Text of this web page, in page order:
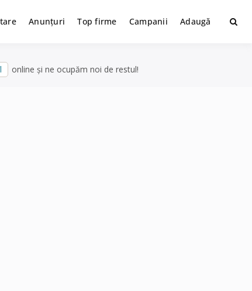
Anunțuri Top firme Campanii Adaugă
online și ne ocupăm noi de restul!